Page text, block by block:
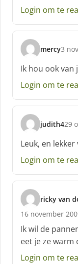
:Login om te
mercy
s
c
h
r
e
f
:
3
Ik hou ook van
Login om te
judith4
s
c
h
r
e
f
:
29
Leuk, en
Login om te
ricky van
s
c
h
r
e
e
16 november
Ik wil de
eet je ze warm
Login om te